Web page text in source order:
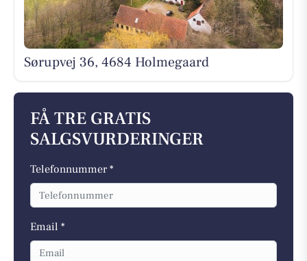
Sørupvej 36, 4684 Holmegaard
FÅ TRE GRATIS
SALGSVURDERINGER
Telefonnummer *
Email *